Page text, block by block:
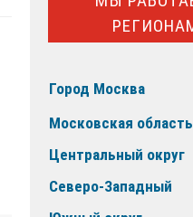
Город Москва
Московская область
Центральный округ
Северо-Западный